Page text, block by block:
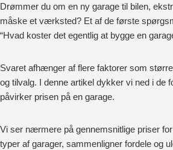
Drømmer du om en ny garage til bilen,
måske et værksted? Et af de første
“Hvad koster det egentlig at bygge en
Svaret afhænger af flere faktorer som
og tilvalg. I denne artikel dykker vi ned i de
påvirker prisen på en garage.
Vi ser nærmere på gennemsnitlige priser
typer af garager, sammenligner fordele og